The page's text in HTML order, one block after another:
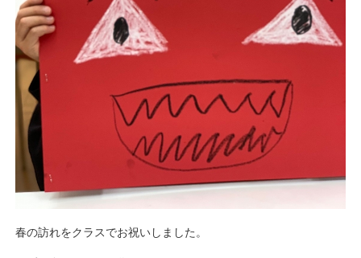
春の訪れをクラスでお祝いしました。